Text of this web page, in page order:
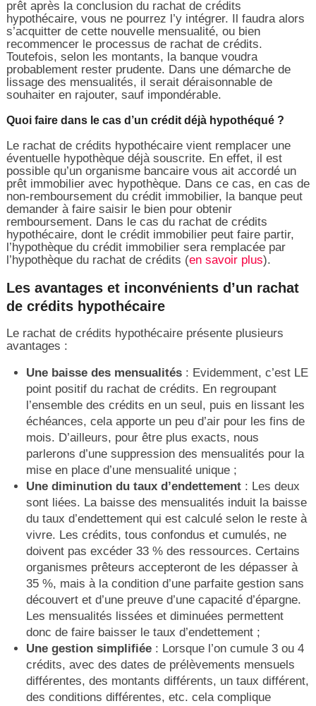
prêt après la conclusion du rachat de crédits
hypothécaire, vous ne pourrez l’y intégrer. Il faudra alors
s’acquitter de cette nouvelle mensualité, ou bien
recommencer le processus de rachat de crédits.
Toutefois, selon les montants, la banque voudra
probablement rester prudente. Dans une démarche de
lissage des mensualités, il serait déraisonnable de
souhaiter en rajouter, sauf impondérable.
Quoi faire dans le cas d’un crédit déjà hypothéqué ?
Le rachat de crédits hypothécaire vient remplacer une
éventuelle hypothèque déjà souscrite. En effet, il est
possible qu’un organisme bancaire vous ait accordé un
prêt immobilier avec hypothèque. Dans ce cas, en cas de
non-remboursement du crédit immobilier, la banque peut
demander à faire saisir le bien pour obtenir
remboursement. Dans le cas du rachat de crédits
hypothécaire, dont le crédit immobilier peut faire partir,
l’hypothèque du crédit immobilier sera remplacée par
l’hypothèque du rachat de crédits (en savoir plus).
Les avantages et inconvénients d’un rachat
de crédits hypothécaire
Le rachat de crédits hypothécaire présente plusieurs
avantages :
Une baisse des mensualités: Evidemment, c’est LE
point positif du rachat de crédits. En regroupant
l’ensemble des crédits en un seul, puis en lissant les
échéances, cela apporte un peu d’air pour les fins de
mois. D’ailleurs, pour être plus exacts, nous
parlerons d’une suppression des mensualités pour la
mise en place d’une mensualité unique ;
Une diminution du taux d’endettement: Les deux
sont liées. La baisse des mensualités induit la baisse
du taux d’endettement qui est calculé selon le reste à
vivre. Les crédits, tous confondus et cumulés, ne
doivent pas excéder 33 % des ressources. Certains
organismes prêteurs accepteront de les dépasser à
35 %, mais à la condition d’une parfaite gestion sans
découvert et d’une preuve d’une capacité d’épargne.
Les mensualités lissées et diminuées permettent
donc de faire baisser le taux d’endettement ;
Une gestion simplifiée: Lorsque l’on cumule 3 ou 4
crédits, avec des dates de prélèvements mensuels
différentes, des montants différents, un taux différent,
des conditions différentes, etc. cela complique